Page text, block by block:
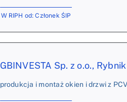
W RIPH od: Członek ŚIP
GBINVESTA Sp. z o.o., Rybnik
produkcja i montaż okien i drzwi z